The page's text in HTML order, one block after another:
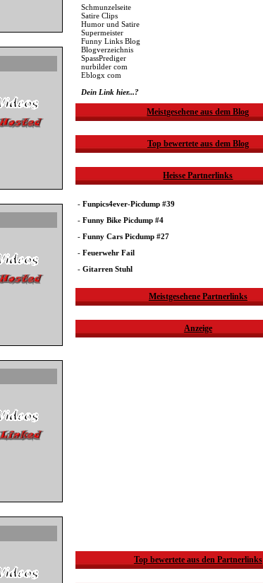
Schmunzelseite
Satire Clips
Humor und Satire
Supermeister
Funny Links Blog
Blogverzeichnis
SpassPrediger
nurbilder com
Eblogx com
Dein Link hier...?
Meistgesehene aus dem Blog
Top bewertete aus dem Blog
Heisse Partnerlinks
-Funpics4ever-Picdump #39
-Funny Bike Picdump #4
-Funny Cars Picdump #27
-Feuerwehr Fail
-Gitarren Stuhl
Meistgesehene Partnerlinks
Anzeige
Top bewertete aus den Partnerlinks